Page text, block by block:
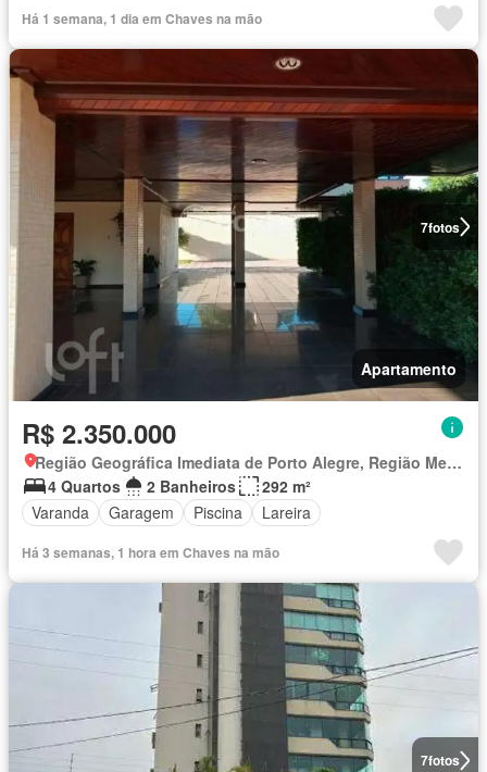
Há 1 semana, 1 dia em Chaves na mão
7fotos
Apartamento
R$ 2.350.000
Região Geográfica Imediata de Porto Alegre, Região Metropolitana de Porto Alegre
4 Quartos
2 Banheiros
292 m²
Varanda
Garagem Piscina Lareira
Há 3 semanas, 1 hora em Chaves na mão
7fotos